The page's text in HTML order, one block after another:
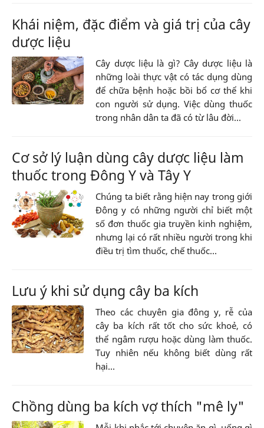
Khái niệm, đặc điểm và giá trị của cây
dược liệu
Cây dược liệu là gì? Cây dược liệu là
những loài thực vật có tác dụng dùng
để chữa bệnh hoặc bồi bổ cơ thể khi
con người sử dụng. Việc dùng thuốc
trong nhân dân ta đã có từ lâu đời...
Cơ sở lý luận dùng cây dược liệu làm
thuốc trong Đông Y và Tây Y
Chúng ta biết rằng hiện nay trong giới
Đông y có những người chỉ biết một
số đơn thuốc gia truyền kinh nghiệm,
nhưng lại có rất nhiều người trong khi
điều trị tìm thuốc, chế thuốc...
Lưu ý khi sử dụng cây ba kích
Theo các chuyên gia đông y, rễ của
cây ba kích rất tốt cho sức khoẻ, có
thể ngâm rượu hoặc dùng làm thuốc.
Tuy nhiên nếu không biết dùng rất
hại...
Chồng dùng ba kích vợ thích "mê ly"